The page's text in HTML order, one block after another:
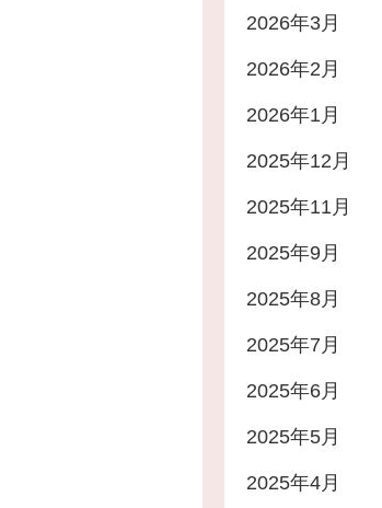
2026年3月
2026年2月
2026年1月
2025年12月
2025年11月
2025年9月
2025年8月
2025年7月
2025年6月
2025年5月
2025年4月